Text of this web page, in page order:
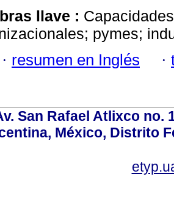
llave :
pymes;
· resumen en Inglés ·
San Rafael Atlixco no.
México, Distrito